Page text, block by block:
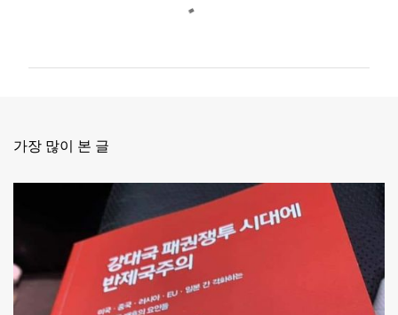
가장 많이 본 글